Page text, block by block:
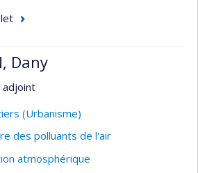
Dany
adjoint
(Urbanisme)
des polluants de l'air
atmosphérique